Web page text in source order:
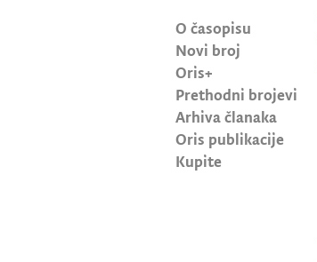
O časopisu
Novi broj
Oris+
Prethodni brojevi
Arhiva članaka
Oris publikacije
Kupite